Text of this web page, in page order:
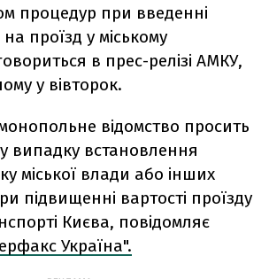
процедур при введенні
проїзд у міському
в прес-релізі АМКУ,
у вівторок.
відомство просить
випадку встановлення
міської влади або інших
підвищенні вартості проїзду
Києва, повідомляє
Україна".